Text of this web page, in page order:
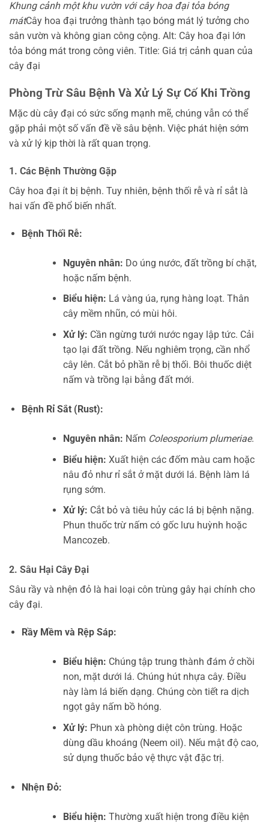
Khung cảnh một khu vườn với cây hoa đại tỏa bóng
mátCây hoa đại trưởng thành tạo bóng mát lý tưởng cho
sân vườn và không gian công cộng. Alt: Cây hoa đại lớn
tỏa bóng mát trong công viên. Title: Giá trị cảnh quan của
cây đại
Phòng Trừ Sâu Bệnh Và Xử Lý Sự Cố Khi Trồng
Mặc dù cây đại có sức sống mạnh mẽ, chúng vẫn có thể
gặp phải một số vấn đề về sâu bệnh. Việc phát hiện sớm
và xử lý kịp thời là rất quan trọng.
1. Các Bệnh Thường Gặp
Cây hoa đại ít bị bệnh. Tuy nhiên, bệnh thối rễ và rỉ sắt là
hai vấn đề phổ biến nhất.
Bệnh Thối Rễ:
Nguyên nhân: Do úng nước, đất trồng bí chặt,
hoặc nấm bệnh.
Biểu hiện: Lá vàng úa, rụng hàng loạt. Thân
cây mềm nhũn, có mùi hôi.
Xử lý: Cần ngừng tưới nước ngay lập tức. Cải
tạo lại đất trồng. Nếu nghiêm trọng, cần nhổ
cây lên. Cắt bỏ phần rễ bị thối. Bôi thuốc diệt
nấm và trồng lại bằng đất mới.
Bệnh Rỉ Sắt (Rust):
Nguyên nhân: Nấm Coleosporium plumeriae.
Biểu hiện: Xuất hiện các đốm màu cam hoặc
nâu đỏ như rỉ sắt ở mặt dưới lá. Bệnh làm lá
rụng sớm.
Xử lý: Cắt bỏ và tiêu hủy các lá bị bệnh nặng.
Phun thuốc trừ nấm có gốc lưu huỳnh hoặc
Mancozeb.
2. Sâu Hại Cây Đại
Sâu rầy và nhện đỏ là hai loại côn trùng gây hại chính cho
cây đại.
Rầy Mềm và Rệp Sáp:
Biểu hiện: Chúng tập trung thành đám ở chồi
non, mặt dưới lá. Chúng hút nhựa cây. Điều
này làm lá biến dạng. Chúng còn tiết ra dịch
ngọt gây nấm bồ hóng.
Xử lý: Phun xà phòng diệt côn trùng. Hoặc
dùng dầu khoáng (Neem oil). Nếu mật độ cao,
sử dụng thuốc bảo vệ thực vật đặc trị.
Nhện Đỏ:
Biểu hiện: Thường xuất hiện trong điều kiện